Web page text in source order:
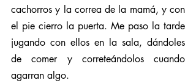
cachorros y la correa de la mamá, y con
el pie cierro la puerta. Me paso la tarde
jugando con ellos en la sala, dándoles
de comer y correteándolos cuando
agarran algo.